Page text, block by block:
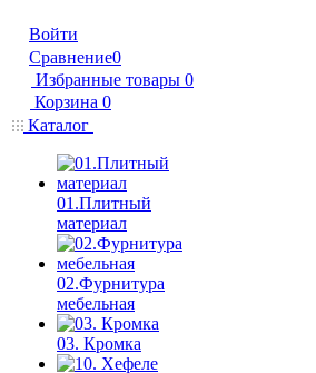
Войти
Сравнение0
Избранные товары 0
Корзина 0
Каталог
01.Плитный
материал
02.Фурнитура
мебельная
03. Кромка